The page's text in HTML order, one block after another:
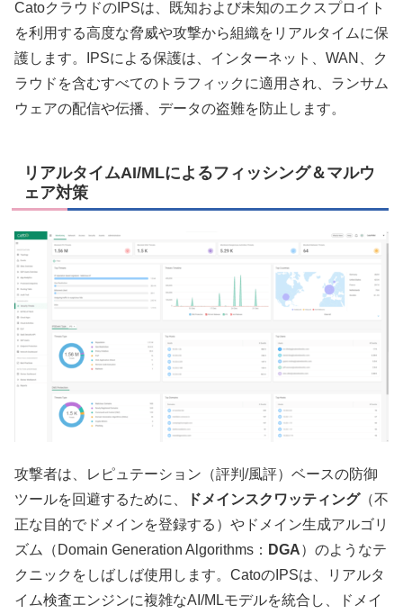
CatoクラウドのIPSは、既知および未知のエクスプロイト
を利用する高度な脅威や攻撃から組織をリアルタイムに保
護します。IPSによる保護は、インターネット、WAN、ク
ラウドを含むすべてのトラフィックに適用され、ランサム
ウェアの配信や伝播、データの盗難を防止します。
リアルタイムAI/MLによるフィッシング＆マルウ
ェア対策
攻撃者は、レピュテーション（評判/風評）ベースの防御
ツールを回避するために、
ドメインスクワッティング（不
正な目的でドメインを登録する）やドメイン生成アルゴリ
ズム（Domain Generation Algorithms： DGA）のようなテ
クニックをしばしば使用します。CatoのIPSは、リアルタ
イム検査エンジンに複雑なAI/MLモデルを統合し、ドメイ